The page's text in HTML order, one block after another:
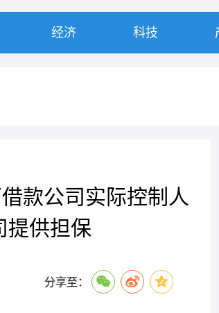
经济 科技
款公司实际控制人
提供担保
分享至：